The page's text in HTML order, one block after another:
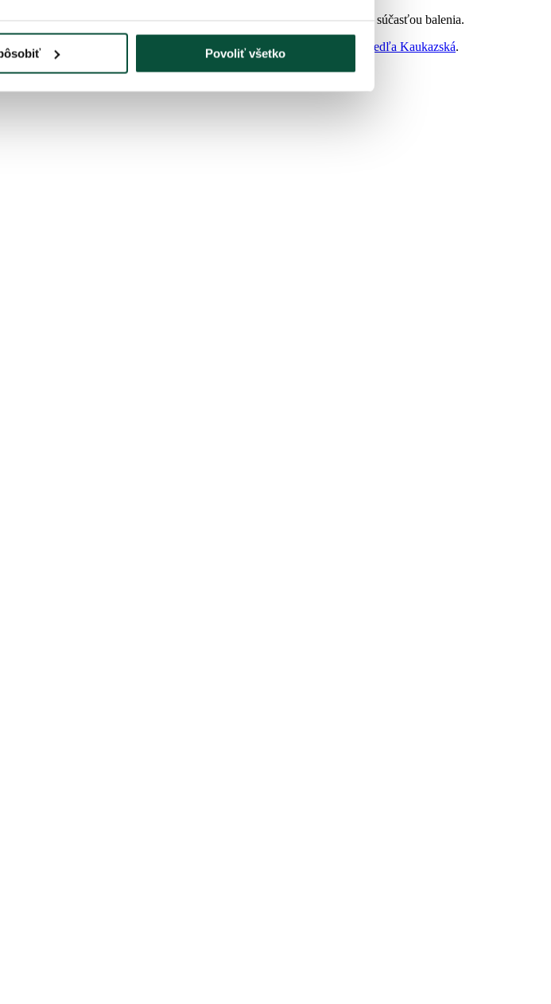
Povoliť všetko
rozložíte tak, že bude mať dokonalý tvar. Stabilný kovový stojan je súčasťou balenia.
s vianočnými dekoráciami rovnakého druhu vo vianočnej kolekcii
3D Jedľa Kaukazská.
od živého v prírode.